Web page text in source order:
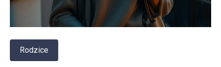
Rodzice